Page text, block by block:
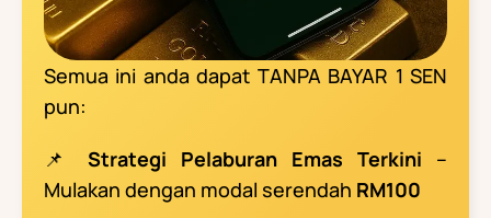
Semua ini anda dapat TANPA BAYAR 1 SEN
pun:
📌 Strategi Pelaburan Emas Terkini –
Mulakan dengan modal serendah RM100